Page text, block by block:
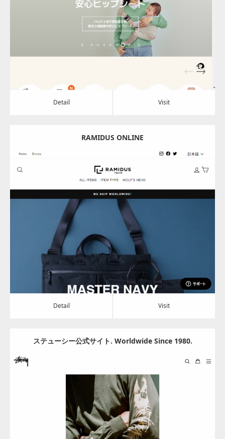
Category: アパレル・バッグ
Detail Visit
RAMIDUS ONLINE
Update:2024.07.05
Category:
アパレル・バッグ
Detail Visit
Detail Visit
ステューシー公式サイト. Worldwide Since 1980.
Update:2024.06.28
Category:アパレル・バッグ